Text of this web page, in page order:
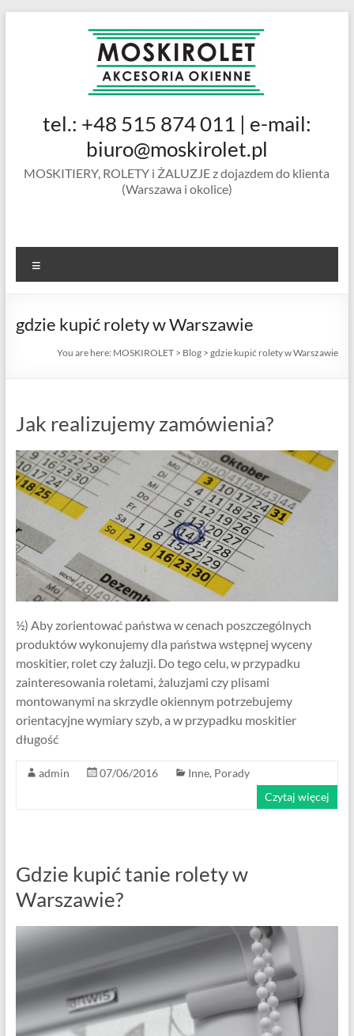
MOSKIROLET
siatki na
okienne |
ramkowe i
drzwiowe
tel.: +48 515 874 011 | e-mail:
biuro@moskirolet.pl
MOSKITIERY, ROLETY i ŻALUZJE z dojazdem do klienta
(Warszawa i okolice)
gdzie kupić rolety w Warszawie
You are here: MOSKIROLET > Blog >gdzie kupić rolety w Warszawie
Jak realizujemy zamówienia?
½) Aby zorientować państwa w cenach poszczególnych
produktów wykonujemy dla państwa wstępnej wyceny
moskitier, rolet czy żaluzji. Do tego celu, w przypadku
zainteresowania roletami, żaluzjami czy plisami
montowanymi na skrzydle okiennym potrzebujemy
orientacyjne wymiary szyb, a w przypadku moskitier
długość
admin 07/06/2016 Inne, Porady
Czytaj więcej
Gdzie kupić tanie rolety w
Warszawie?